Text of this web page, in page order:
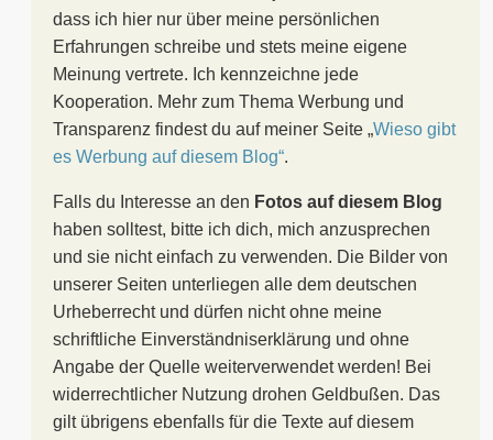
dass ich hier nur über meine persönlichen
Erfahrungen schreibe und stets meine eigene
Meinung vertrete. Ich kennzeichne jede
Kooperation. Mehr zum Thema Werbung und
Transparenz findest du auf meiner Seite „Wieso gibt
es Werbung auf diesem Blog“.
Falls du Interesse an den Fotos auf diesem Blog
haben solltest, bitte ich dich, mich anzusprechen
und sie nicht einfach zu verwenden. Die Bilder von
unserer Seiten unterliegen alle dem deutschen
Urheberrecht und dürfen nicht ohne meine
schriftliche Einverständniserklärung und ohne
Angabe der Quelle weiterverwendet werden! Bei
widerrechtlicher Nutzung drohen Geldbußen. Das
gilt übrigens ebenfalls für die Texte auf diesem